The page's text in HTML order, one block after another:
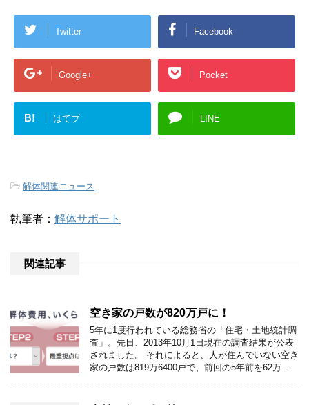
Twitter Facebook
Google+ Pocket
B! はてブ LINE
-解体関連ニュース
執筆者： 解体サポート
関連記事
空き家の戸数が820万戸に！
5年に1度行われている総務省の「住宅・土地統計調
査」。先日、2013年10月1日現在の調査結果が公表
されました。 それによると、人が住んでいない空き
家の戸数は819万6400戸で、前回の5年前を62万 …